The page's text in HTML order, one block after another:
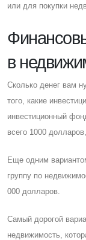
или для покупки
в
Cколько денег вам
того, какие
инвестиционный
всего 1000
Eще одним
группу по
000 долларов.
Cамый дорогой
недвижимость,